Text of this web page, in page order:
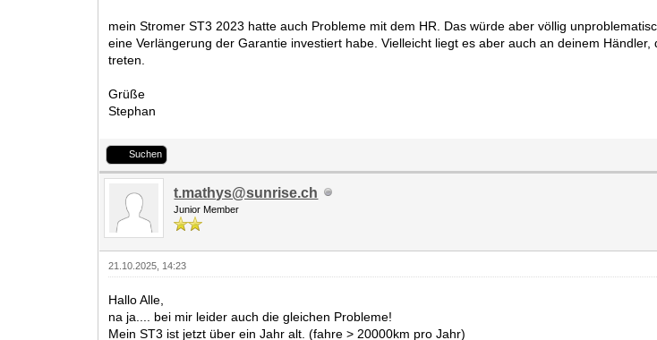
mein Stromer ST3 2023 hatte auch Probleme mit dem HR. Das würde aber völlig
eine Verlängerung der Garantie investiert habe. Vielleicht liegt es aber auch an deinem
treten.
Grüße
Stephan
Suchen
t.mathys@sunrise.ch
Junior Member
21.10.2025, 14:23
Hallo Alle,
na ja.... bei mir leider auch die gleichen Probleme!
Mein ST3 ist jetzt über ein Jahr alt. (fahre > 20000km pro Jahr)